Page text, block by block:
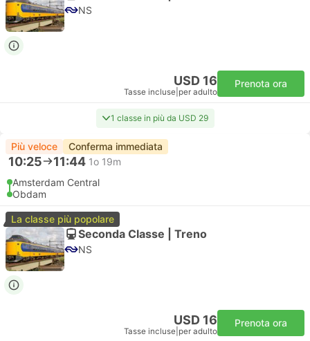
NS
USD 16
Tasse incluse per adulto
Prenota ora
1 classe in più da USD 29
Più veloce Conferma immediata
10:25 11:44 1o 19m
Amsterdam Central
Obdam
La classe più popolare
Seconda Classe | Treno
NS
USD 16
Tasse incluse per adulto
Prenota ora